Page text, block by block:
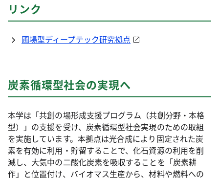
リンク
圃場型ディープテック研究拠点
炭素循環型社会の実現へ
本学は「共創の場形成支援プログラム（共創分野・本格
型）」の支援を受け、炭素循環型社会実現のための取組
を実施しています。本拠点は光合成により固定された炭
素を有効に利用・貯留することで、化石資源の利用を削
減し、大気中の二酸化炭素を吸収することを「炭素耕
作」と位置付け、バイオマス生産から、材料や燃料への